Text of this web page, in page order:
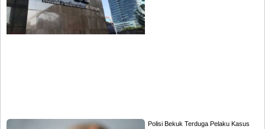
Polisi Bekuk Terduga Pelaku Kasus